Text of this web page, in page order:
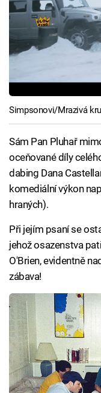
Simpsonovi/Mrazivá
Sám Pan Pluhař
oceňované díly
dabing Dana
komediální výkon
hraných).
Při jejím psaní se
jehož osazenstva
O'Brien, evidentně
zábava!